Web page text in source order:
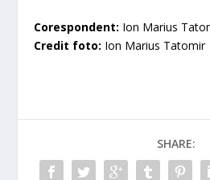
Corespondent: Ion Marius
Credit foto: Ion Marius Tatomir
SHARE: